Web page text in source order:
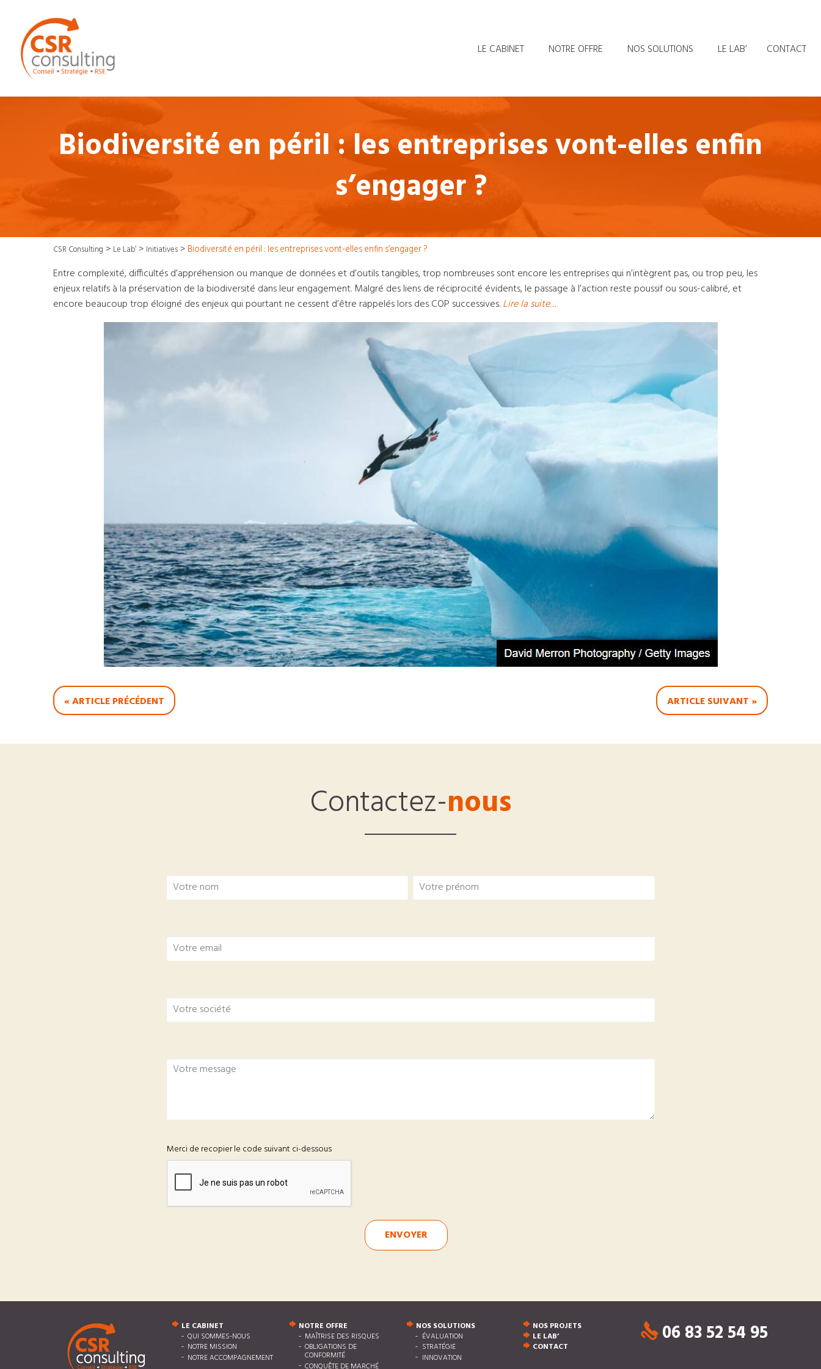
LE CABINET NOTRE OFFRE NOS SOLUTIONS LE LAB’ CONTACT
Biodiversité en péril : les entreprises vont-elles enfin
s’engager ?
CSR Consulting > Le Lab’ > Initiatives > Biodiversité en péril : les entreprises vont-elles enfin s’engager ?
Entre complexité, difficultés d’appréhension ou manque de données et d’outils tangibles, trop nombreuses sont encore les entreprises qui n’intègrent pas, ou trop peu, les
enjeux relatifs à la préservation de la biodiversité dans leur engagement. Malgré des liens de réciprocité évidents, le passage à l’action reste poussif ou sous-calibré, et
encore beaucoup trop éloigné des enjeux qui pourtant ne cessent d’être rappelés lors des COP successives.Lire la suite…
« ARTICLE PRÉCÉDENT ARTICLE SUIVANT »
Contactez-nous
Merci de recopier le code suivant ci-dessous
ENVOYER
LE CABINET
QUI SOMMES-NOUS
NOTRE MISSION
NOTRE ACCOMPAGNEMENT
NOTRE OFFRE
MAÎTRISE DES RISQUES
OBLIGATIONS DE
CONFORMITÉ
CONQUÊTE DE MARCHÉ
NOS SOLUTIONS
ÉVALUATION
STRATÉGIE
INNOVATION
NOS PROJETS
LE LAB’
CONTACT
06 83 52 54 95